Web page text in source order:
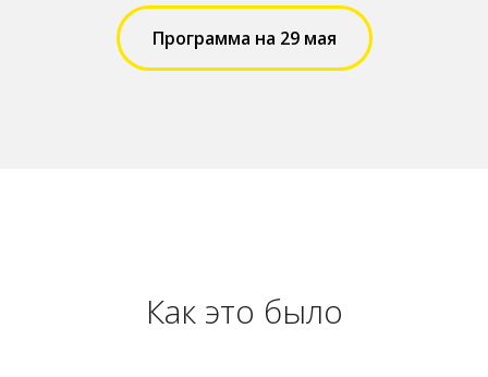
Программа на 29 мая
Как это было